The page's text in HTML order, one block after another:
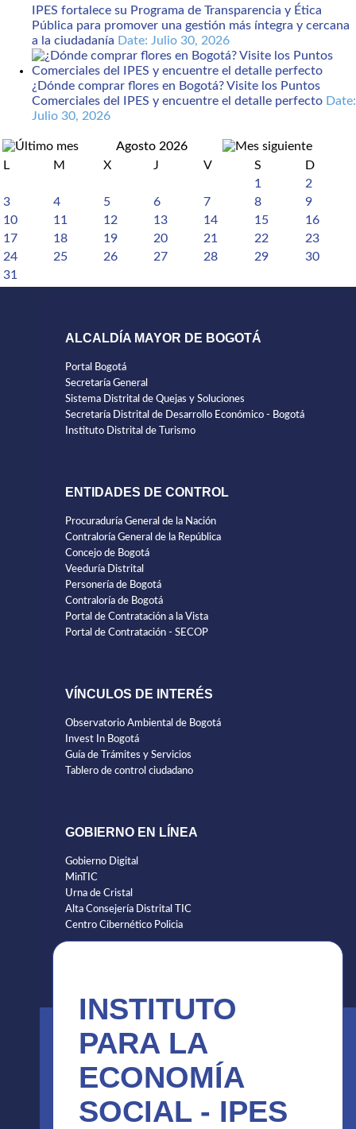
IPES fortalece su Programa de Transparencia y Ética
Pública para promover una gestión más íntegra y cercana
a la ciudadanía Date: Julio 30, 2026
¿Dónde comprar flores en Bogotá? Visite los Puntos
Comerciales del IPES y encuentre el detalle perfecto Date:
Julio 30, 2026
Agosto 2026
L
M X J V S
D
1
2
3
4 5 6 7 8
9
10
11 12 13 14 15
16
17
18 19 20 21 22
23
24
25 26 27 28 29
30
31
ALCALDÍA MAYOR DE BOGOTÁ
Portal Bogotá
Secretaría General
Sistema Distrital de Quejas y Soluciones
Secretaría Distrital de Desarrollo Económico - Bogotá
Instituto Distrital de Turismo
ENTIDADES DE CONTROL
Procuraduría General de la Nación
Contraloría General de la República
Concejo de Bogotá
Veeduría Distrital
Personería de Bogotá
Contraloría de Bogotá
Portal de Contratación a la Vista
Portal de Contratación - SECOP
VÍNCULOS DE INTERÉS
Observatorio Ambiental de Bogotá
Invest In Bogotá
Guía de Trámites y Servicios
Tablero de control ciudadano
GOBIERNO EN LÍNEA
Gobierno Digital
MinTIC
Urna de Cristal
Alta Consejería Distrital TIC
Centro Cibernético Policia
INSTITUTO
PARA LA
ECONOMÍA
SOCIAL - IPES